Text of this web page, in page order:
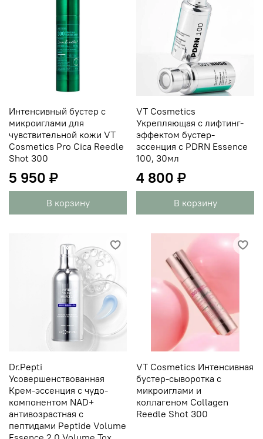
Интенсивный бустер с
микроиглами для
чувствительной кожи VT
Cosmetics Pro Cica Reedle
Shot 300
5 950 ₽
В корзину
VT Cosmetics
Укрепляющая с лифтинг-
эффектом бустер-
эссенция с PDRN Essence
100, 30мл
4 800 ₽
В корзину
Dr.Pepti
Усовершенствованная
Крем-эссенция с чудо-
компонентом NAD+
антивозрастная с
пептидами Peptide Volume
VT Cosmetics Интенсивная
бустер-сыворотка с
микроиглами и
коллагеном Collagen
Reedle Shot 300